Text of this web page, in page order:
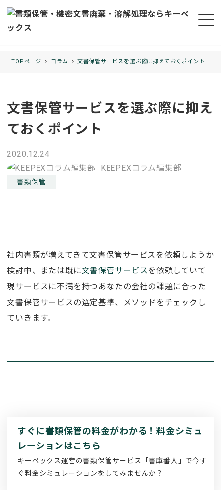
TOPページ コラム 文書保管サービスを選ぶ際に抑えておくポイント
文書保管サービスを選ぶ際に抑え
ておくポイント
投稿日
2020.12.24
著者
KEEPEXコラム編集部
コラムカテゴリー
書類保管
社内書類が増えてきて文書保管サービスを依頼しようか
検討中、または既に文書保管サービスを依頼していて
現サービスに不満を持つあなたの会社の課題に合った
文書保管サービスの選定基準、メソッドをチェックし
ていきます。
すぐに書類保管の料金がわかる！料金シミュ
レーションはこちら
キーペックス運営の書類保管サービス「書庫番人」で今す
ぐ料金シミュレーションをしてみませんか？